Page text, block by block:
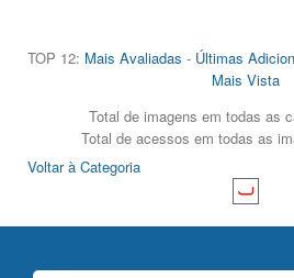
TOP 12: Mais Avaliadas - Últimas
Mais Vista
Total de imagens em todas as
Total de acessos em todas as
Voltar à Categoria